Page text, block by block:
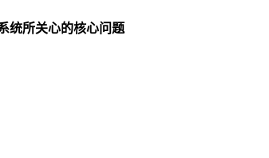
统所关心的核心问题